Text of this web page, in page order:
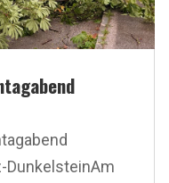
DunkelsteinAm